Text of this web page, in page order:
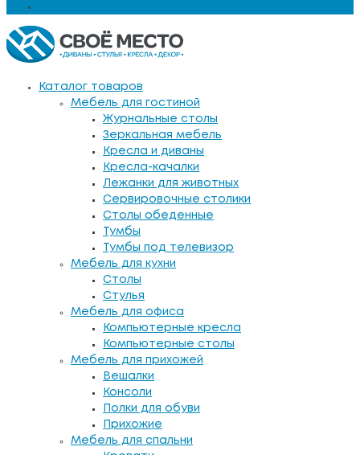
Каталог товаров
Мебель для гостиной
Журнальные столы
Зеркальная мебель
Кресла и диваны
Кресла-качалки
Лежанки для животных
Сервировочные столики
Столы обеденные
Тумбы
Тумбы под телевизор
Мебель для кухни
Столы
Стулья
Мебель для офиса
Компьютерные кресла
Компьютерные столы
Мебель для прихожей
Вешалки
Консоли
Полки для обуви
Прихожие
Мебель для спальни